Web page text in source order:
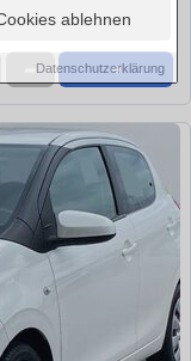
ablehnen
Datenschutzerklärung
➜